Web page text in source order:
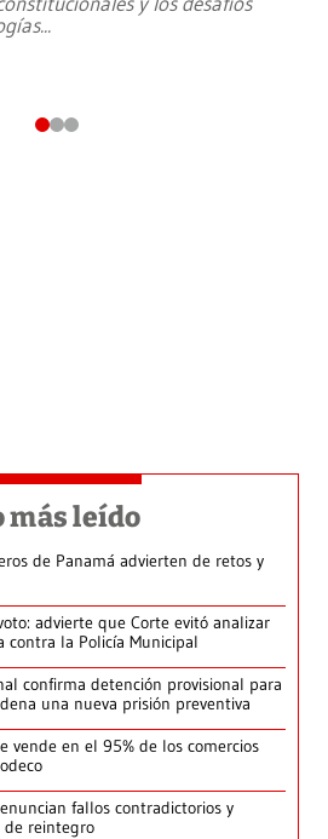
...
más leído
de Panamá advierten de retos y
advierte que Corte evitó analizar
contra la Policía Municipal
confirma detención provisional para
una nueva prisión preventiva
vende en el 95% de los comercios
fallos contradictorios y
de reintegro